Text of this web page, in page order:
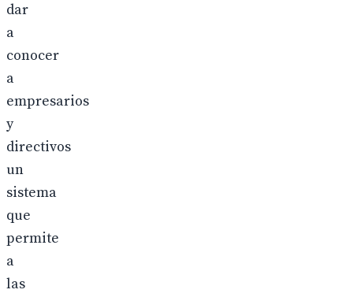
dar
a
conocer
a
empresarios
y
directivos
un
sistema
que
permite
a
las